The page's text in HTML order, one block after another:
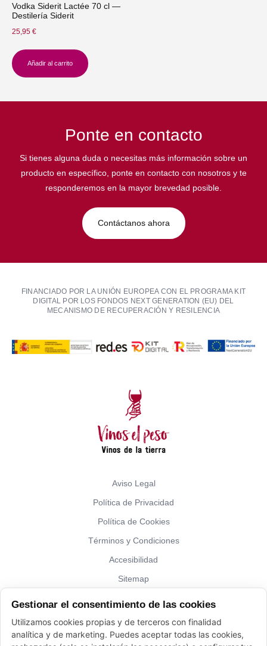
Vodka Siderit Lactée 70 cl —
Destilería Siderit
25,95 €
Añadir al carrito
Ponte en contacto
Si tienes alguna duda o necesitas más información sobre un
producto en específico, ponte en contacto con nosotros y te
responderemos en la mayor brevedad posible.
Contáctanos ahora
FINANCIADO POR LA UNIÓN EUROPEA CON EL PROGRAMA KIT
DIGITAL POR LOS FONDOS NEXT GENERATION (EU) DEL
MECANISMO DE RECUPERACIÓN Y RESILENCIA
Aviso Legal
Política de Privacidad
Política de Cookies
Términos y Condiciones
Accesibilidad
Sitemap
Vinos El Peso: (+34) 941 226 120
Gestionar el consentimiento de las cookies
Utilizamos cookies propias y de terceros con finalidad
analítica y de marketing. Puedes aceptar todas las cookies,